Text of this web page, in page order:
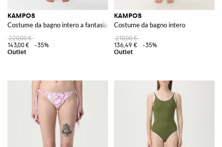
KAMPOS
Costume da bagno intero a fantasia
220,00 €
143,00 €
-35%
KAMPOS
Costume da bagno intero
210,00 €
136,49 €
-35%